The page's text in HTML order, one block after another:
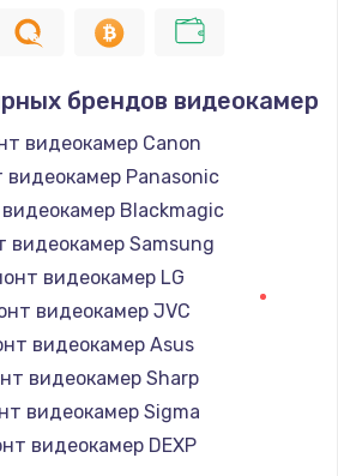
1400 руб.
Заказать
электронного модуля
управления
600 руб.
конфорки
1100 руб.
брендов видеокамер
видеокамер Canon
видеокамер Panasonic
Blackmagic
видеокамер Samsung
видеокамер LG
видеокамер JVC
видеокамер Asus
видеокамер Sharp
видеокамер Sigma
видеокамер DEXP